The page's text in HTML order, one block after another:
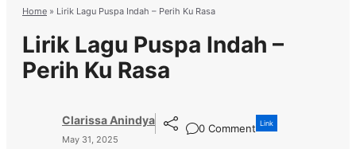
Home » Lirik Lagu Puspa Indah – Perih Ku Rasa
Lirik Lagu Puspa Indah –
Perih Ku Rasa
Clarissa Anindya
May 31, 2025
0 Comment Link